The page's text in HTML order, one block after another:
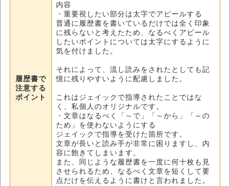
履歴書で
注意する
ポイント
内容
・重要視したい部分は太字でアピールする
普通に履歴書を書いているだけでは全く印象
に残らないと考えたため、なるべくアピール
したいポイントについては太字にするように
気を付けました。
それによって、流し読みをされたとしても記
憶に残りやすいように配慮しました。
これはジェイックで指導されたことではな
く、私個人のオリジナルです。
・文章はなるべく「～で」「～から」「～の
ため」を使わないようにする
ジェイックで指導を受けた箇所です。
文章が長いと読み手が非常に困りますし、内
容に飽きてしまいます。
また、同じような履歴書を一度に何十枚も見
させられるため、なるべく文章を短くして要
点だけを伝えるように書けと言われました。